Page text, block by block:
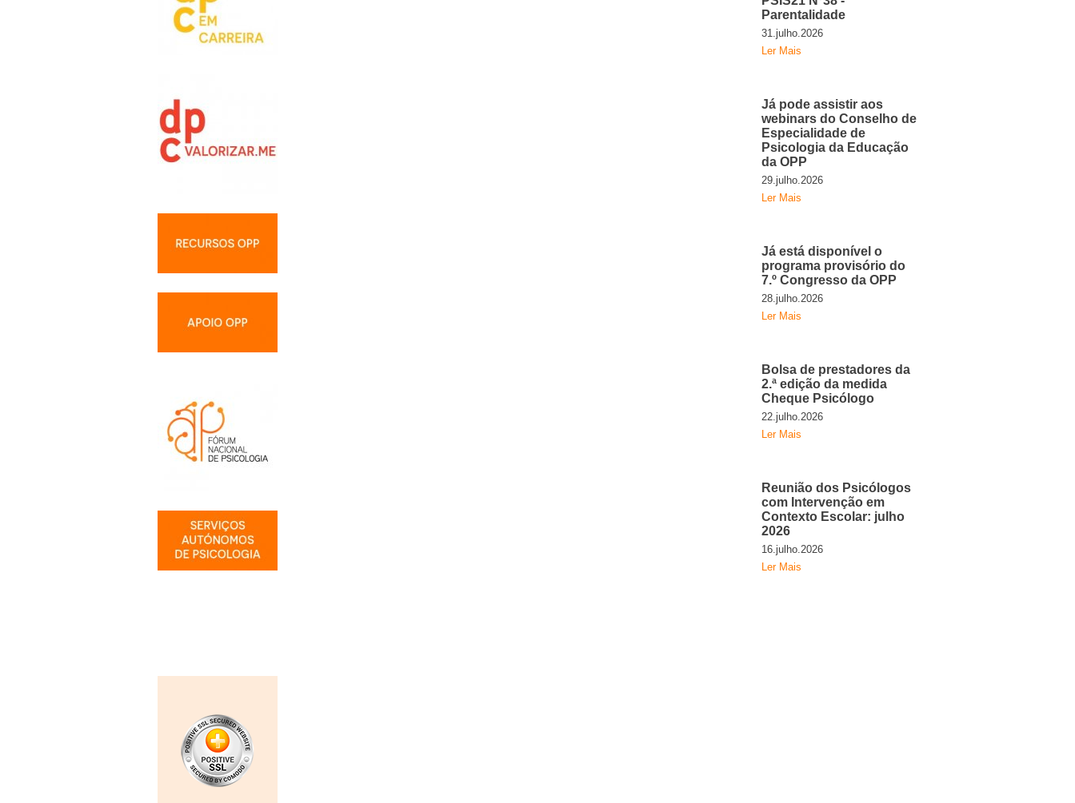
Parentalidade
31.julho.2026
Ler Mais
Já pode assistir aos
webinars do Conselho de
Especialidade de
Psicologia da Educação
da OPP
29.julho.2026
Ler Mais
Já está disponível o
programa provisório do
7.º Congresso da OPP
28.julho.2026
Ler Mais
Bolsa de prestadores da
2.ª edição da medida
Cheque Psicólogo
22.julho.2026
Ler Mais
Reunião dos Psicólogos
com Intervenção em
Contexto Escolar: julho
2026
16.julho.2026
Ler Mais